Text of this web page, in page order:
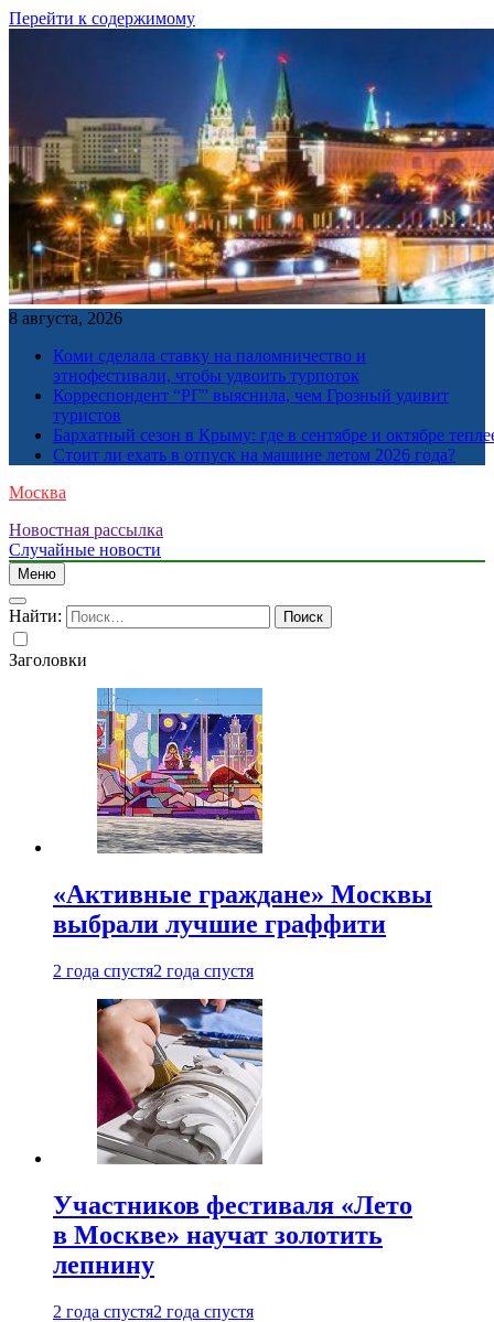
Перейти к содержимому
8 августа, 2026
Коми сделала ставку на паломничество и
этнофестивали, чтобы удвоить турпоток
Корреспондент “РГ” выяснила, чем Грозный удивит
туристов
Бархатный сезон в Крыму: где в сентябре и октябре
Стоит ли ехать в отпуск на машине летом 2026 года?
Москва
Новостная рассылка
Случайные новости
Меню
Найти:
Заголовки
«Активные граждане» Москвы
выбрали лучшие граффити
2 года спустя2 года спустя
Участников фестиваля «Лето
в Москве» научат золотить
лепнину
2 года спустя2 года спустя